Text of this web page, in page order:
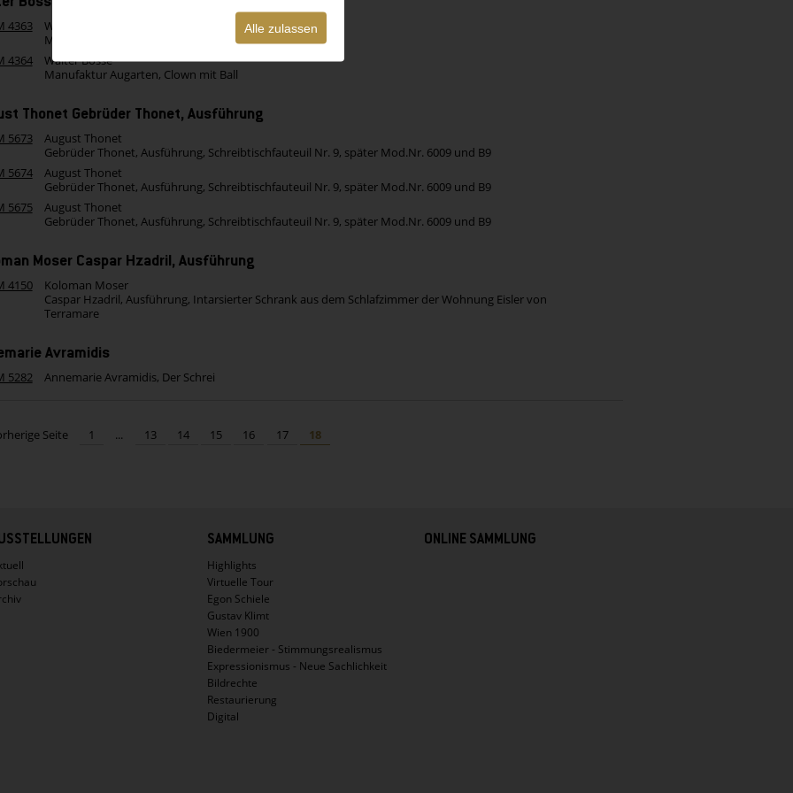
Alle zulassen
4363
Walter Bosse
Manufaktur Augarten, Clown mit Ball
4364
Walter Bosse
Manufaktur Augarten, Clown mit Ball
Thonet Gebrüder Thonet, Ausführung
5673
August Thonet
Gebrüder Thonet, Ausführung, Schreibtischfauteuil Nr. 9, später Mod.Nr. 6009 und B9
5674
August Thonet
Gebrüder Thonet, Ausführung, Schreibtischfauteuil Nr. 9, später Mod.Nr. 6009 und B9
5675
August Thonet
Gebrüder Thonet, Ausführung, Schreibtischfauteuil Nr. 9, später Mod.Nr. 6009 und B9
Moser Caspar Hzadril, Ausführung
4150
Koloman Moser
Caspar Hzadril, Ausführung, Intarsierter Schrank aus dem Schlafzimmer der Wohnung Eisler von
Terramare
Avramidis
5282 Annemarie Avramidis, Der Schrei
Seite 1 ... 13 14 15 16 17 18
SAMMLUNG
Highlights
Virtuelle Tour
Egon Schiele
Gustav Klimt
Wien 1900
Biedermeier - Stimmungsrealismus
Expressionismus - Neue Sachlichkeit
Bildrechte
Restaurierung
Digital
ONLINE SAMMLUNG